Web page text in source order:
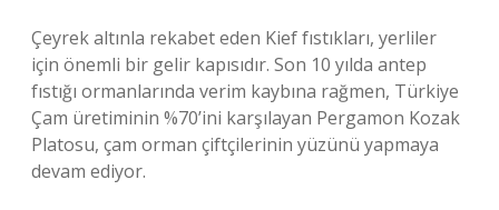
Çeyrek altınla rekabet eden Kief fıstıkları, yerliler
için önemli bir gelir kapısıdır. Son 10 yılda antep
fıstığı ormanlarında verim kaybına rağmen, Türkiye
Çam üretiminin %70’ini karşılayan Pergamon Kozak
Platosu, çam orman çiftçilerinin yüzünü yapmaya
devam ediyor.